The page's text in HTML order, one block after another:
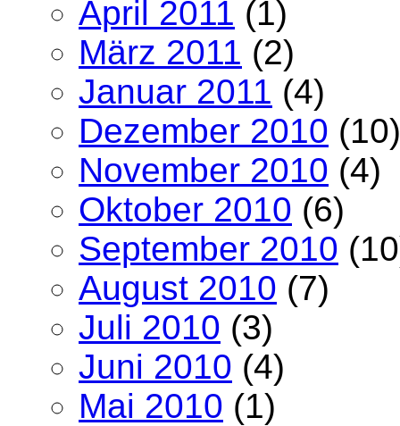
April 2011 (1)
März 2011 (2)
Januar 2011 (4)
Dezember 2010 (10)
November 2010 (4)
Oktober 2010 (6)
September 2010
August 2010 (7)
Juli 2010 (3)
Juni 2010 (4)
Mai 2010 (1)